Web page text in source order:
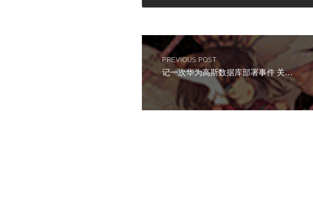
PREVIOUS POST
记一次华为高斯数据库部署事件 关于pg_perf的事件